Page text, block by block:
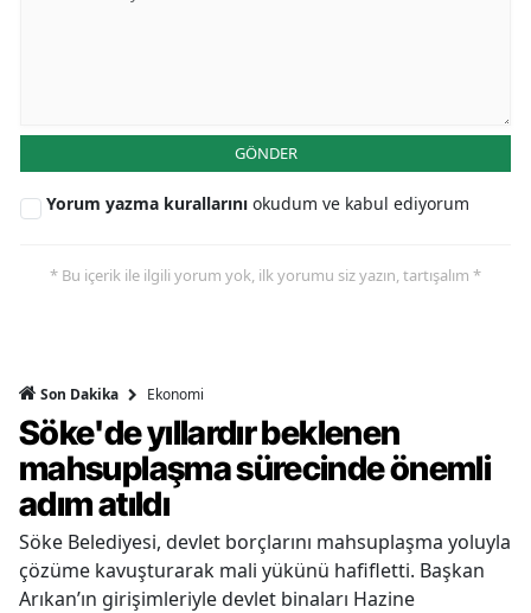
GÖNDER
Yorum yazma kurallarını okudum ve kabul ediyorum
* Bu içerik ile ilgili yorum yok, ilk yorumu siz yazın, tartışalım *
Son Dakika Ekonomi
Söke'de yıllardır beklenen
mahsuplaşma sürecinde önemli
adım atıldı
Söke Belediyesi, devlet borçlarını mahsuplaşma yoluyla
çözüme kavuşturarak mali yükünü hafifletti. Başkan
Arıkan’ın girişimleriyle devlet binaları Hazine